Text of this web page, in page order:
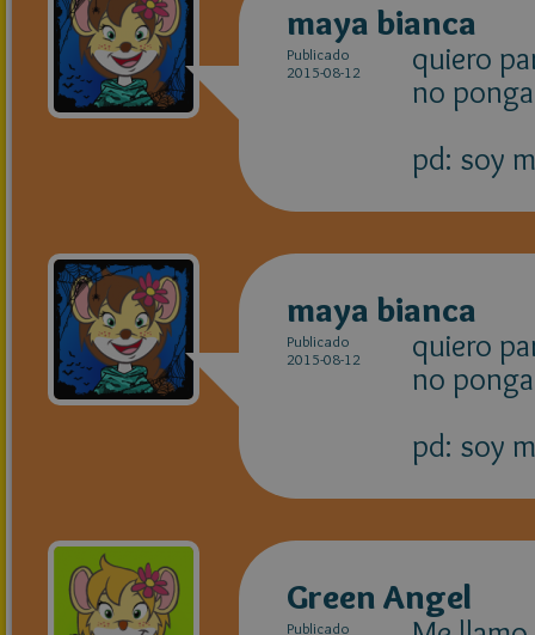
maya bianca
Publicado
2015-08-12
quiero
no
pd: soy
maya bianca
Publicado
2015-08-12
quiero
no
pd: soy
Green Angel
Publicado